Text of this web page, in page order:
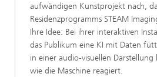
aufwändigen Kunstprojekt nach,
Residenzprogramms STEAM
Ihre Idee: Bei ihrer interaktiven
das Publikum eine KI mit Daten
in einer audio-visuellen
wie die Maschine reagiert.